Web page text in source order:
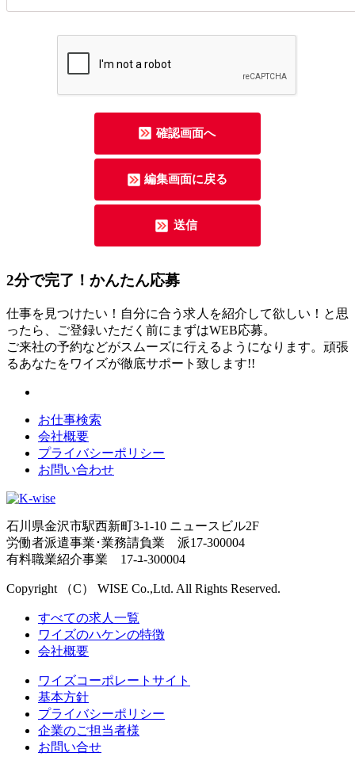
2分で完了！かんたん応募
仕事を見つけたい！自分に合う求人を紹介して欲しい！と思
ったら、ご登録いただく前にまずはWEB応募。
ご来社の予約などがスムーズに行えるようになります。頑張
るあなたをワイズが徹底サポート致します!!
お仕事検索
会社概要
プライバシーポリシー
お問い合わせ
石川県金沢市駅西新町3-1-10 ニュースビル2F
労働者派遣事業･業務請負業 派17-300004
有料職業紹介事業 17-ﾕ-300004
Copyright （C） WISE Co.,Ltd. All Rights Reserved.
すべての求人一覧
ワイズのハケンの特徴
会社概要
ワイズコーポレートサイト
基本方針
プライバシーポリシー
企業のご担当者様
お問い合せ